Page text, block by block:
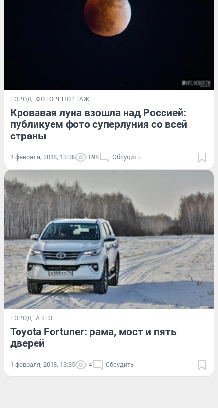
ГОРОД ФОТОРЕПОРТАЖ
Кровавая луна взошла над Россией:
публикуем фото суперлуния со всей
страны
1 февраля, 2018, 13:38 898 Обсудить
ГОРОД АВТО
Toyota Fortuner: рама, мост и пять
дверей
1 февраля, 2018, 13:35 4 Обсудить